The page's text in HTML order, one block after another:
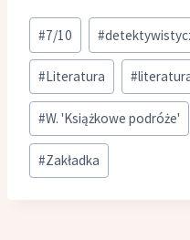
Tagi
wpisu:
#7/10 #
#Literatura #
#W. 'Książkowe podróże'
#Zakładka